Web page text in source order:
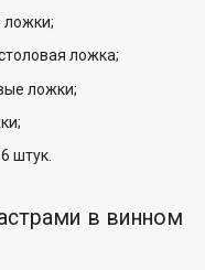
ложки;
ложка;
ложки;
штук.
в винном